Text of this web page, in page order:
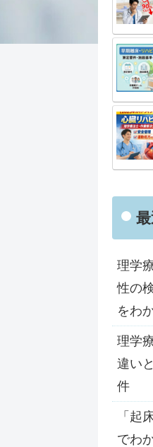
理学
性の
をわ
理学
違い
件
「起
でわ